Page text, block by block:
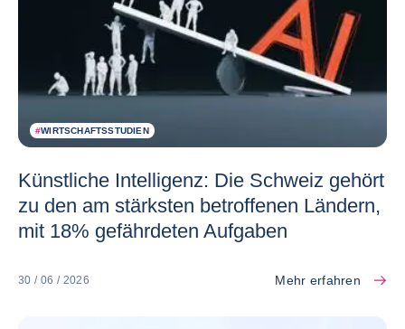
#WIRTSCHAFTSSTUDIEN
Künstliche Intelligenz: Die Schweiz gehört
zu den am stärksten betroffenen Ländern,
mit 18% gefährdeten Aufgaben
30 / 06 / 2026 Mehr erfahren